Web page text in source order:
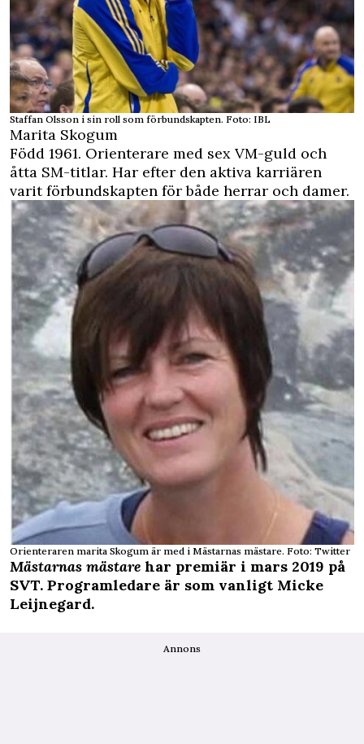
Staffan Olsson i sin roll som förbundskapten. Foto: IBL
Marita Skogum
Född 1961. Orienterare med sex VM-guld och
åtta SM-titlar. Har efter den aktiva karriären
varit förbundskapten för både herrar och damer.
Orienteraren marita Skogum är med i Mästarnas mästare. Foto: Twitter
Mästarnas mästare har premiär i mars 2019 på
SVT. Programledare är som vanligt Micke
Leijnegard.
Annons